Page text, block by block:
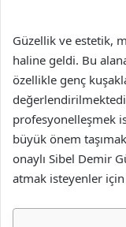
Güzellik ve estetik,
haline geldi. Bu
özellikle genç
profesyonelleşmek
büyük önem
onaylı Sibel Demir
atmak isteyenler